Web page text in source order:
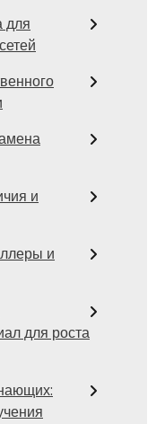
для
и
и
для роста